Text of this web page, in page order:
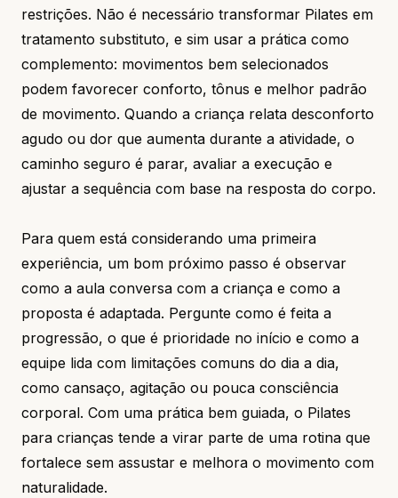
restrições. Não é necessário transformar Pilates em
tratamento substituto, e sim usar a prática como
complemento: movimentos bem selecionados
podem favorecer conforto, tônus e melhor padrão
de movimento. Quando a criança relata desconforto
agudo ou dor que aumenta durante a atividade, o
caminho seguro é parar, avaliar a execução e
ajustar a sequência com base na resposta do corpo.
Para quem está considerando uma primeira
experiência, um bom próximo passo é observar
como a aula conversa com a criança e como a
proposta é adaptada. Pergunte como é feita a
progressão, o que é prioridade no início e como a
equipe lida com limitações comuns do dia a dia,
como cansaço, agitação ou pouca consciência
corporal. Com uma prática bem guiada, o Pilates
para crianças tende a virar parte de uma rotina que
fortalece sem assustar e melhora o movimento com
naturalidade.